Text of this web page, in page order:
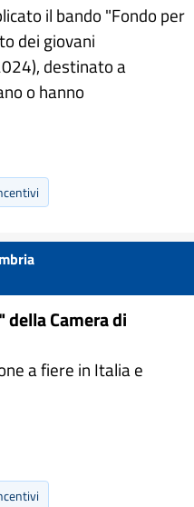
il bando "Fondo per
dei giovani
destinato a
o hanno
Camera di
a fiere in Italia e